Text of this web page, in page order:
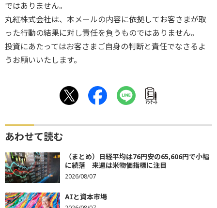
ではありません。
丸紅株式会社は、本メールの内容に依拠してお客さまが取
った行動の結果に対し責任を負うものではありません。
投資にあたってはお客さまご自身の判断と責任でなさるよ
うお願いいたします。
ｱﾝｹｰﾄ
あわせて読む
（まとめ）日経平均は76円安の65,606円で小幅
に続落 来週は米物価指標に注目
2026/08/07
AIと資本市場